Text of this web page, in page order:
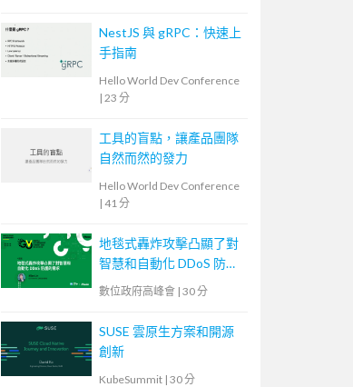
NestJS 與 gRPC：快速上
手指南
Hello World Dev Conference
| 23 分
工具的盲點，讓產品團隊
自然而然的發力
Hello World Dev Conference
| 41 分
地毯式轟炸攻擊凸顯了對
智慧和自動化 DDoS 防護
的需求
數位政府高峰會 | 30 分
SUSE 雲原生方案和開源
創新
KubeSummit | 30 分